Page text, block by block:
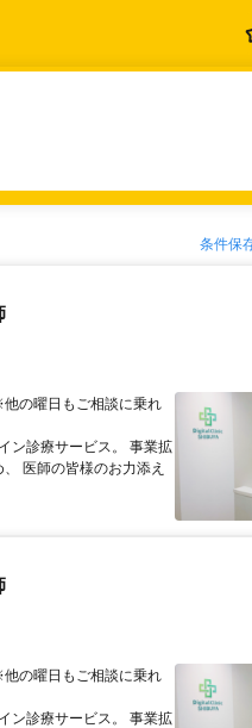
条件保
の曜日もご相談に乗れ
ン診療サービス。 事業拡
医師の皆様のお力添え
の曜日もご相談に乗れ
ン診療サービス。 事業拡